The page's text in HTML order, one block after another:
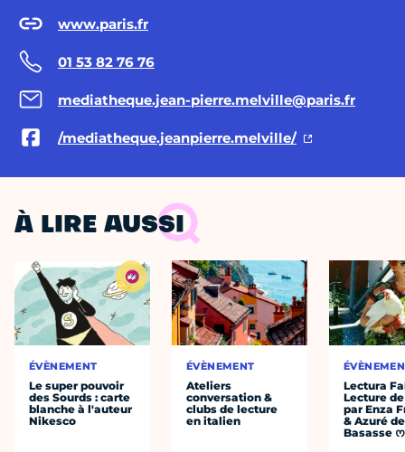
www.paris.fr
01 53 82 76 76
mediatheque.jean-pierre.melville@paris.fr
/mediatheque.jeanpierre.melville/
À LIRE AUSSI
ÉVÈNEMENT
Le super pouvoir
des Sourds : carte
blanche à l'auteur
Nikesco
ÉVÈNEMENT
Ateliers
conversation &
clubs de lecture
en italien
Lectura
Lecture
par Enza
& Azuré
Basasse ᰔ